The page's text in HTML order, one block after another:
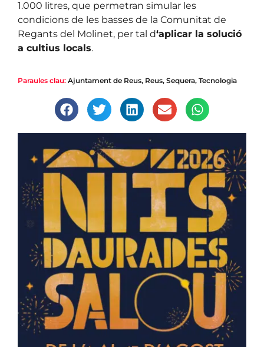
1.000 litres, que permetran simular les
condicions de les basses de la Comunitat de
Regants del Molinet, per tal d‘aplicar la solució
a cultius locals.
Paraules clau: Ajuntament de Reus, Reus, Sequera, Tecnologia